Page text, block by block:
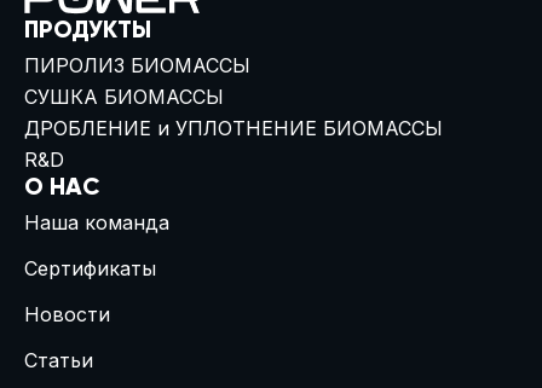
ПРОДУКТЫ
ПИРОЛИЗ БИОМАССЫ
СУШКА БИОМАССЫ
ДРОБЛЕНИЕ и УПЛОТНЕНИЕ БИОМАССЫ
R&D
О НАС
Наша команда
Сертификаты
Новости
Статьи